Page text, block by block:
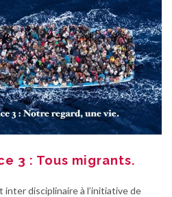
3 : Tous migrants.
inter disciplinaire à l’initiative de